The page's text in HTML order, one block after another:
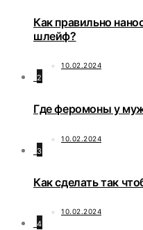
Как правильно
шлейф?
10.02.2024
2
Где феромоны у
10.02.2024
3
Как сделать так
10.02.2024
4